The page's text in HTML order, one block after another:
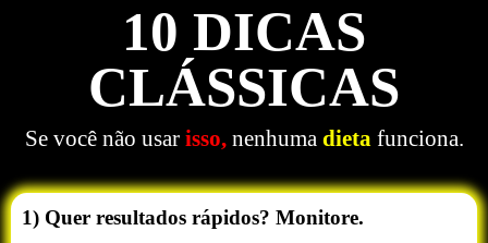
10 DICAS
CLÁSSICAS
Se você não usar isso,nenhuma dieta funciona.
1) Quer resultados rápidos? Monitore.